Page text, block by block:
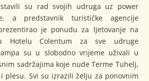
su rad svojih udruga uz power
a predstavnik turističke agencije
je ponudu za ljetovanje na
Hotelu Colentum za sve udruge
su u slobodno vrijeme uživali u
sadržajima koje nude Terme Tuhelj,
plesu. Svi su izrazili želju za ponovnim